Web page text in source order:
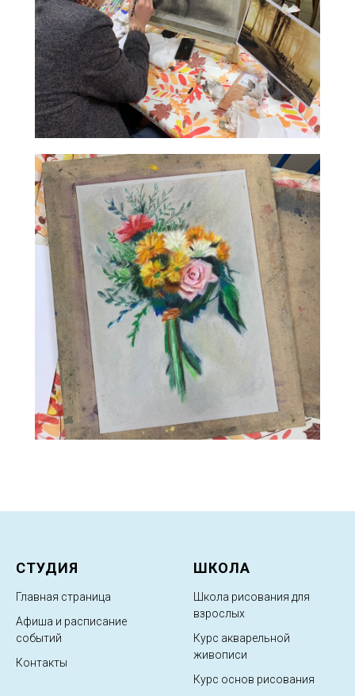
СТУДИЯ
Главная страница
Афиша и расписание
событий
Контакты
ШКОЛА
Школа рисования для
взрослых
Курс акварельной
живописи
Курс основ рисования